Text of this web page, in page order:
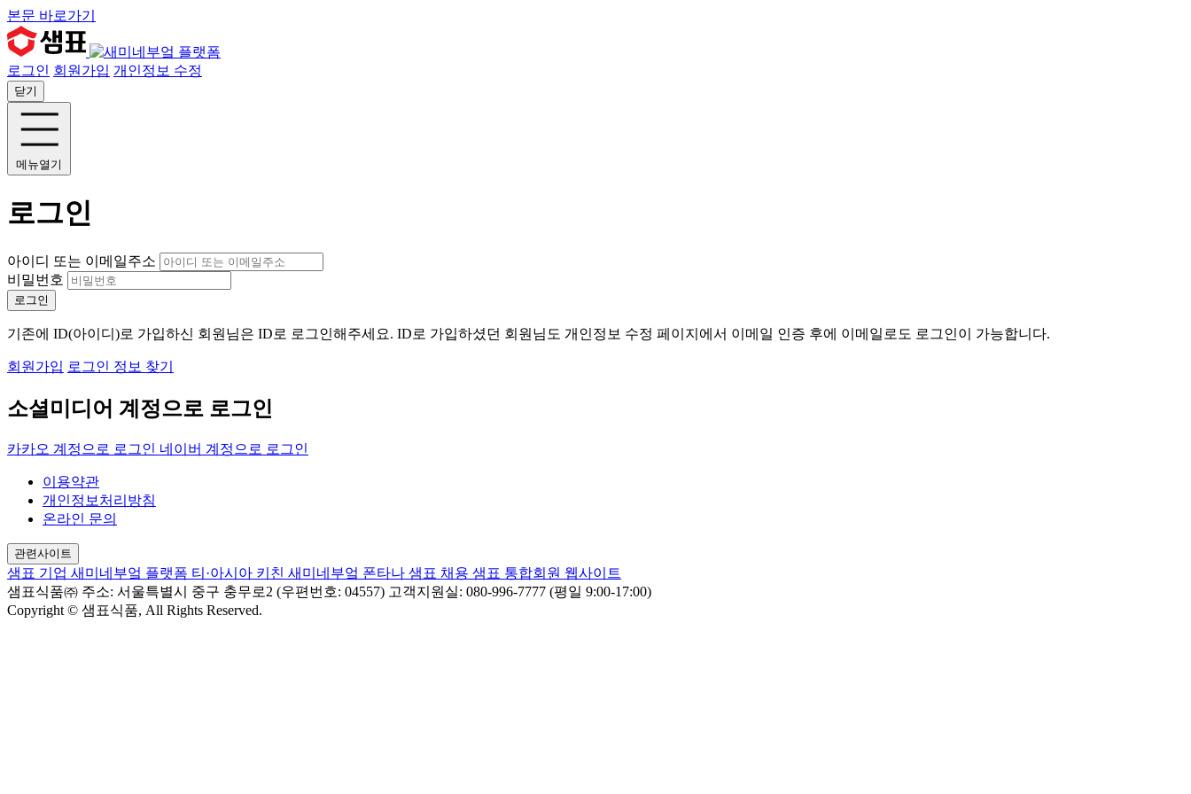
본문 바로가기
로그인 회원가입 개인정보 수정
닫기
메뉴열기
로그인
아이디 또는 이메일주소
비밀번호
로그인
기존에 ID(아이디)로 가입하신 회원님은 ID로 로그인해주세요. ID로 가입하셨던 회원님도 개인정보 수정 페이지에서 이메일 인증 후에 이메일로도 로그인이 가능합니다.
회원가입 로그인 정보 찾기
소셜미디어 계정으로 로그인
카카오 계정으로 로그인 네이버 계정으로 로그인
이용약관
개인정보처리방침
온라인 문의
관련사이트
샘표 기업 새미네부엌 플랫폼 티·아시아 키친 새미네부엌 폰타나 샘표 채용 샘표 통합회원 웹사이트
샘표식품㈜ 주소: 서울특별시 중구 충무로2 (우편번호: 04557) 고객지원실: 080-996-7777 (평일 9:00-17:00)
Copyright © 샘표식품, All Rights Reserved.